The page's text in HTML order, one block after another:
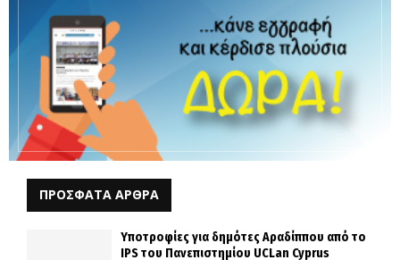
ΠΡΟΣΦΑΤΑ ΑΡΘΡΑ
Υποτροφίες για δημότες Αραδίππου από το
IPS του Πανεπιστημίου UCLan Cyprus